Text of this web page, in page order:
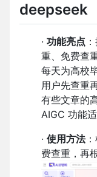
deepseek
· 功能亮点
重、免费查
每天为高校
用户先查重
有些文章的
AIGC 功能
· 使用方法
费查重，再